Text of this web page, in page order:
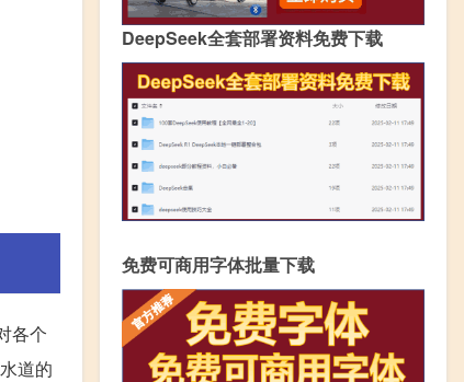
各个
道的
DeepSeek全套部署资料免费下载
免费可商用字体批量下载